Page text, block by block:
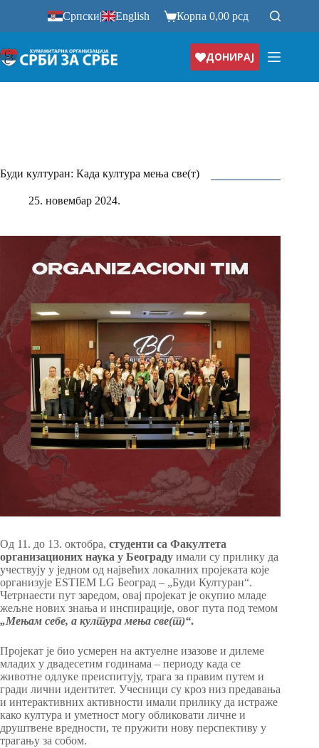
Српски| English Корпа0,00рсд
ДОНИРАЈ
Буди културан: Када култура мења све(т)
25. новембар 2024.
Од 11. до 13. октобра, студенти са Факултета
организационих наука у Београду имали су прилику да
учествују у једном од највећих локалних пројеката које
организује ESTIEM LG Београд – „Буди Културан“.
Четрнаести пут заредом, овај пројекат је окупио младе
жељне нових знања и инспирације, овог пута под темом
„Мењам себе, а култура мења све(т)“.
Пројекат је био усмерен на актуелне изазове и дилеме
младих у двадесетим годинама – периоду када се
животне одлуке преиспитују, трага за правим путем и
гради лични идентитет. Учесници су кроз низ предавања
и интерактивних активности имали прилику да истраже
како култура и уметност могу обликовати личне и
друштвене вредности, те пружити нову перспективу у
трагању за собом.